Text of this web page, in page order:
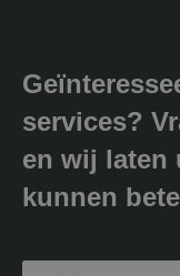
services?
en wij laten
kunnen